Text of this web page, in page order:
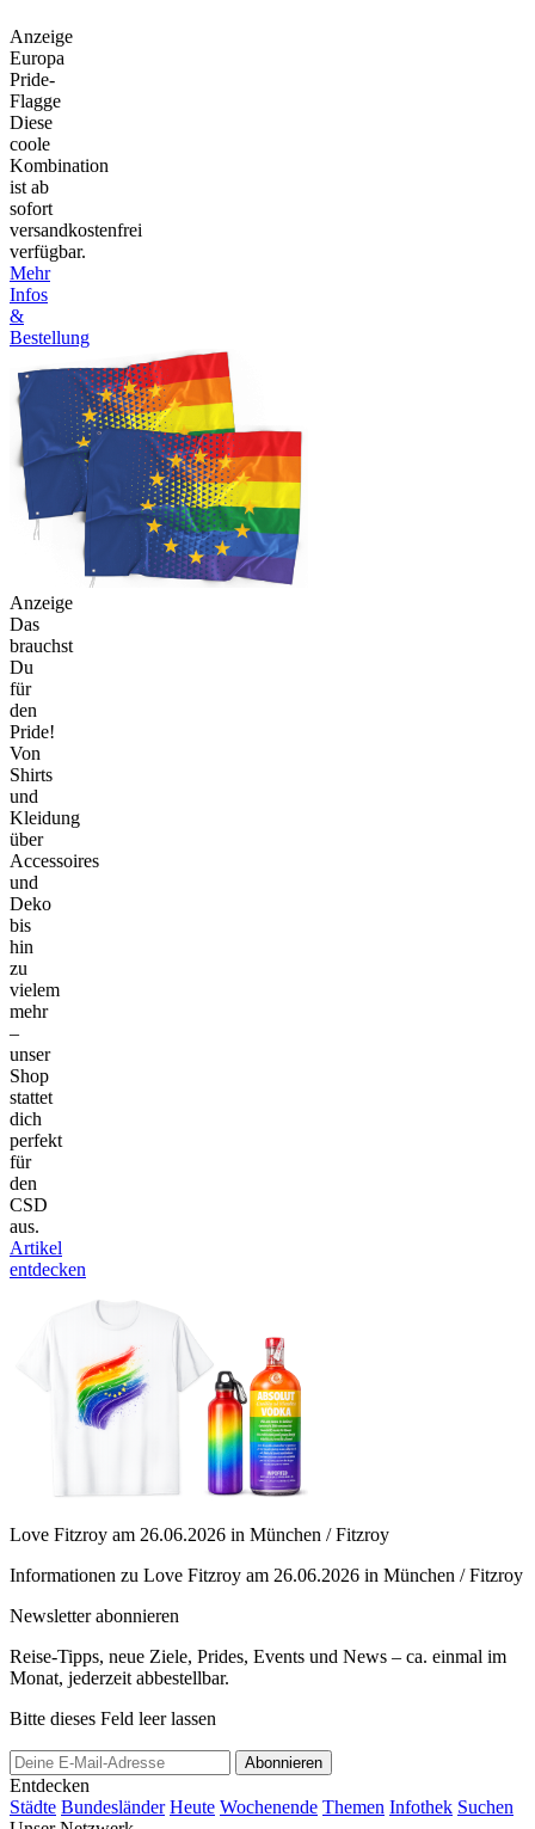
Anzeige
Europa
Pride-
Flagge
Diese
coole
Kombination
ist ab
sofort
versandkostenfrei
verfügbar.
Mehr
Infos
&
Bestellung
Anzeige
Das
brauchst
Du
für
den
Pride!
Von
Shirts
und
Kleidung
über
Accessoires
und
Deko
bis
hin
zu
vielem
mehr
–
unser
Shop
stattet
dich
perfekt
für
den
CSD
aus.
Artikel
entdecken
Love Fitzroy am 26.06.2026 in München / Fitzroy
Informationen zu Love Fitzroy am 26.06.2026 in München / Fitzroy
Newsletter abonnieren
Reise-Tipps, neue Ziele, Prides, Events und News – ca. einmal im
Monat, jederzeit abbestellbar.
Bitte dieses Feld leer lassen
Abonnieren
Entdecken
Städte Bundesländer Heute Wochenende Themen Infothek Suchen